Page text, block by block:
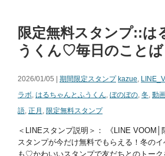
限定無料スタンプ::は
うくん♡毎日のことば
2026/01/05 | 期間限定スタンプ kazue,
ラボ, はるちゃんとふうくん, ぼのぼの, 冬, 動
語, 正月 , 限定無料スタンプ
＜LINEスタンプ説明＞： 《LINE VOOM│
スタンプが今だけ無料でもらえる！冬の
も♡かわいいスタンプで友だちとのトー